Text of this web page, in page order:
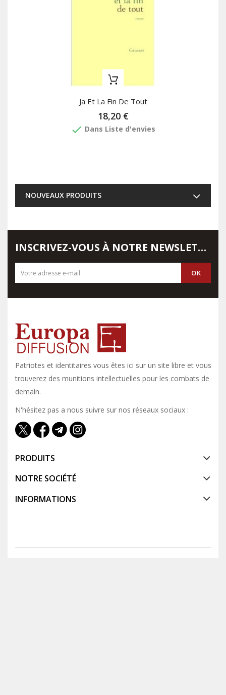
Ja Et La Fin De Tout
18,20 €
done Dans Liste d'envies
NOUVEAUX PRODUITS
INSCRIVEZ-VOUS À NOTRE NEWSLETTER
Patriotes et identitaires vous êtes ici sur un site libre et vous y
trouverez des munitions intellectuelles pour les combats de
demain.
N'hésitez pas a nous suivre sur nos réseaux sociaux :
PRODUITS
NOTRE SOCIÉTÉ
INFORMATIONS